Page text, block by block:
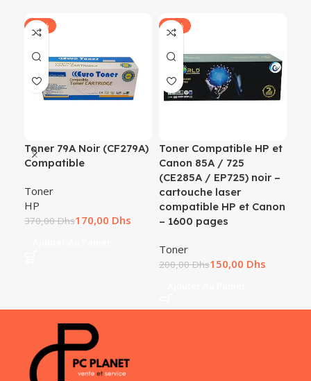
-54%
Toner 79A Noir (CF279A)
Compatible
Toner
HP
370,00Dhs170,00 Dhs
-25%
Toner Compatible HP et
Canon 85A / 725
(CE285A / EP725) noir –
cartouche laser
compatible HP et Canon
– 1600 pages
Toner
200,00Dhs150,00 Dhs